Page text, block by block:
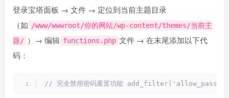
登录宝塔面板 → 文件 → 定位到当前主题目录
（如 /www/wwwroot/你的网站/wp-content/themes/当前主
题/ ）→ 编辑 functions.php 文件 → 在末尾添加以下代
码：
// 完全禁用密码重置功能